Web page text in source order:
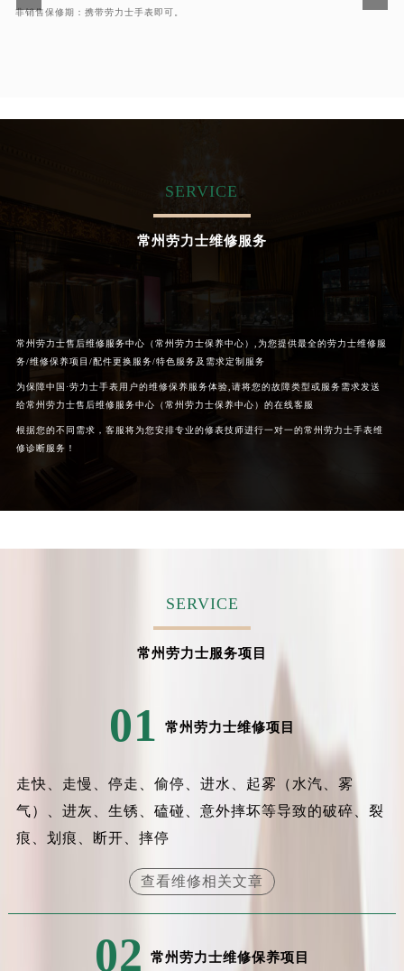
非销售保修期：携带劳力士手表即可。
SERVICE
常州劳力士维修服务
常州劳力士售后维修服务中心（常州劳力士保养中心）,为您提供最全的劳力士维修服
务/维修保养项目/配件更换服务/特色服务及需求定制服务
为保障中国·劳力士手表用户的维修保养服务体验,请将您的故障类型或服务需求发送
给常州劳力士售后维修服务中心（常州劳力士保养中心）的在线客服
根据您的不同需求，客服将为您安排专业的修表技师进行一对一的常州劳力士手表维
修诊断服务！
SERVICE
常州劳力士服务项目
01 常州劳力士维修项目
走快、走慢、停走、偷停、进水、起雾（水汽、雾
气）、进灰、生锈、磕碰、意外摔坏等导致的破碎、裂
痕、划痕、断开、摔停
查看维修相关文章
02 常州劳力士维修保养项目